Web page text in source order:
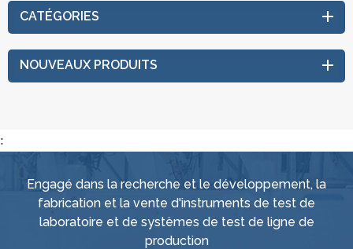
CATÉGORIES
NOUVEAUX PRODUITS
:
Engagé dans la recherche et le développement, la
fabrication et la vente d'instruments de test de
laboratoire et de systèmes de test de ligne de
production